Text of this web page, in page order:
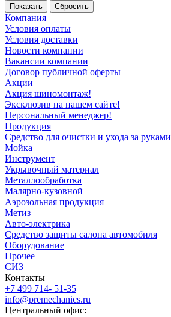
Сбросить
Компания
Условия оплаты
Условия доставки
Новости компании
Вакансии компании
Договор публичной оферты
Акции
Акция шиномонтаж!
Эксклюзив на нашем сайте!
Персональный менеджер!
Продукция
Средство для очистки и ухода за руками
Мойка
Инструмент
Укрывочный материал
Металлообработка
Малярно-кузовной
Аэрозольная продукция
Метиз
Авто-электрика
Средство защиты салона автомобиля
Оборудование
Прочее
СИЗ
Контакты
+7 499 714- 51-35
info@premechanics.ru
Центральный офис: